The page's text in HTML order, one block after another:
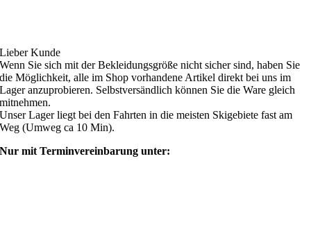
Lieber Kunde
Wenn Sie sich mit der Bekleidungsgröße nicht sicher sind, haben Sie
die Möglichkeit, alle im Shop vorhandene Artikel direkt bei uns im
Lager anzuprobieren. Selbstversändlich können Sie die Ware gleich
mitnehmen.
Unser Lager liegt bei den Fahrten in die meisten Skigebiete fast am
Weg (Umweg ca 10 Min).
Nur mit Terminvereinbarung unter: